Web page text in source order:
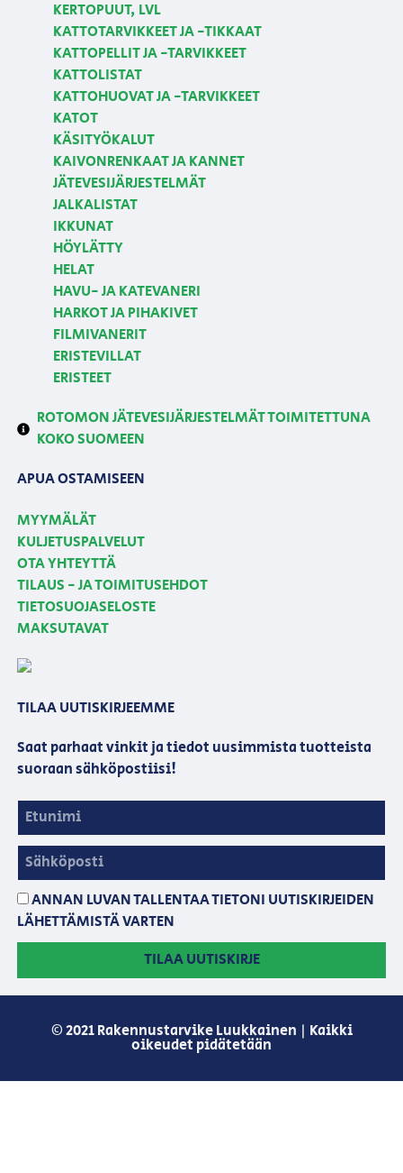
KERTOPUUT, LVL
KATTOTARVIKKEET JA -TIKKAAT
KATTOPELLIT JA -TARVIKKEET
KATTOLISTAT
KATTOHUOVAT JA -TARVIKKEET
KATOT
KÄSITYÖKALUT
KAIVONRENKAAT JA KANNET
JÄTEVESIJÄRJESTELMÄT
JALKALISTAT
IKKUNAT
HÖYLÄTTY
HELAT
HAVU- JA KATEVANERI
HARKOT JA PIHAKIVET
FILMIVANERIT
ERISTEVILLAT
ERISTEET
ROTOMON JÄTEVESIJÄRJESTELMÄT TOIMITETTUNA
KOKO SUOMEEN
APUA OSTAMISEEN
MYYMÄLÄT
KULJETUSPALVELUT
OTA YHTEYTTÄ
TILAUS - JA TOIMITUSEHDOT
TIETOSUOJASELOSTE
MAKSUTAVAT
TILAA UUTISKIRJEEMME
Saat parhaat vinkit ja tiedot uusimmista tuotteista
suoraan sähköpostiisi!
ANNAN LUVAN TALLENTAA TIETONI UUTISKIRJEIDEN
LÄHETTÄMISTÄ VARTEN
TILAA UUTISKIRJE
© 2021 Rakennustarvike Luukkainen | Kaikki
oikeudet pidätetään